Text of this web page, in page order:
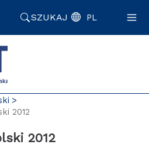
SZUKAJ PL
2012
2012